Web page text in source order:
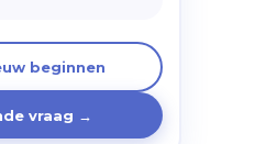
beginnen
vraag →